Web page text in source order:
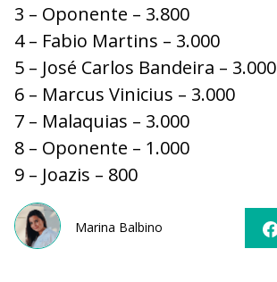
3 – Oponente – 3.800
4 – Fabio Martins – 3.000
5 – José Carlos Bandeira – 3.000
6 – Marcus Vinicius – 3.000
7 – Malaquias – 3.000
8 – Oponente – 1.000
9 – Joazis – 800
Marina Balbino